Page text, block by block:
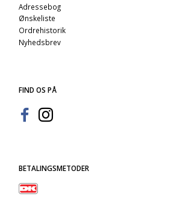
Adressebog
Ønskeliste
Ordrehistorik
Nyhedsbrev
FIND OS PÅ
BETALINGSMETODER